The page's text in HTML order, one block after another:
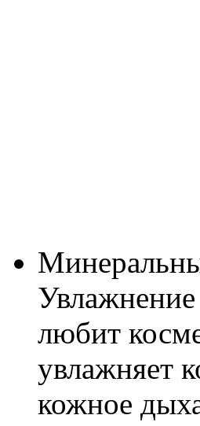
любит
увлажняет
кожное